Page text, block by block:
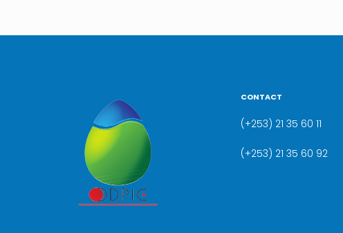
CONTACT
(+253) 21 35 60 11
(+253) 21 35 60 92